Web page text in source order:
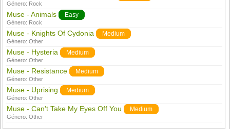
Género: Rock
Muse - Animals Easy
Género: Rock
Muse - Knights Of Cydonia Medium
Género:Other
Muse - Hysteria Medium
Género:Other
Muse - Resistance Medium
Género:Other
Muse - Uprising Medium
Género:Other
Muse - Can't Take My Eyes Off You Medium
Género:Other